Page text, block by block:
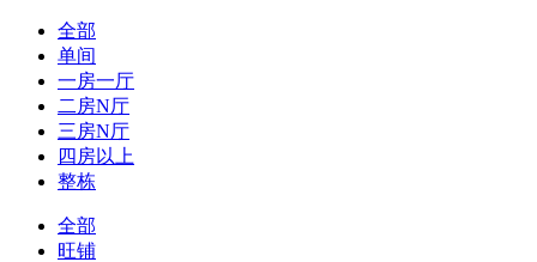
全部
单间
一房一厅
二房N厅
三房N厅
四房以上
整栋
全部
旺铺